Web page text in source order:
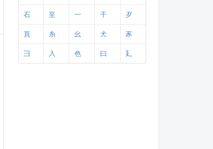
石 至 一 干 歹
頁 糸 幺 犬 豕
彐 入 色 曰 廴